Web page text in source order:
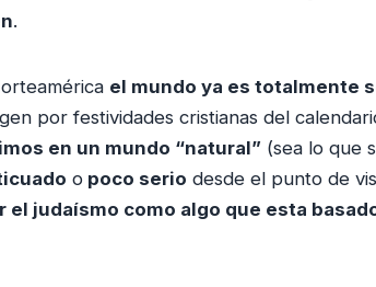
.
el mundo ya es totalmente
por festividades cristianas del
en un mundo “natural” (sea lo que
o poco serio desde el punto de
el judaísmo como algo que esta